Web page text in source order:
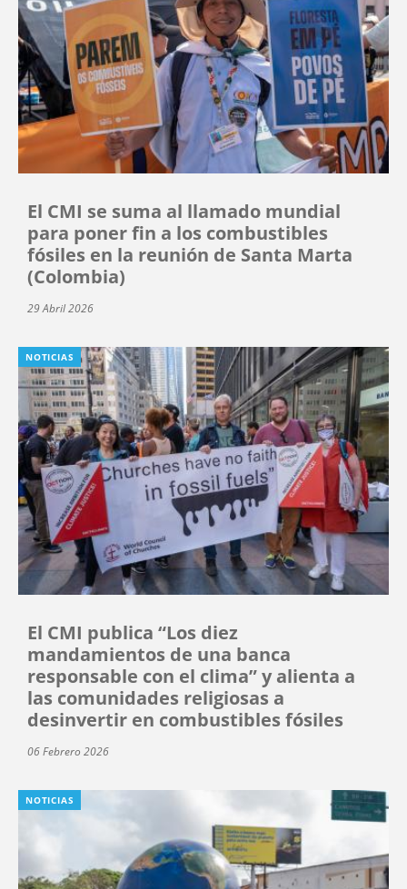
El CMI se suma al llamado mundial
para poner fin a los combustibles
fósiles en la reunión de Santa Marta
(Colombia)
29 Abril 2026
NOTICIAS
El CMI publica “Los diez
mandamientos de una banca
responsable con el clima” y alienta a
las comunidades religiosas a
desinvertir en combustibles fósiles
06 Febrero 2026
NOTICIAS